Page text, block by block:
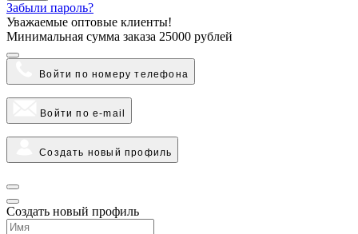
Забыли пароль?
Уважаемые оптовые клиенты!
Минимальная сумма заказа 25000 рублей
Войти по номеру телефона
Войти по e-mail
Создать новый профиль
Создать новый профиль